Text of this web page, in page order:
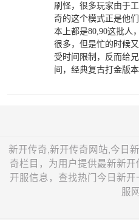
刷怪，很多玩家由于
奇的这个模式正是他
本上都是80,90这批人
很多，但是忙的时候
受时间限制，反而给
间，经典复古打金版本
新开传奇,新开传奇网站,今日
奇栏目，为用户提供最新新
开服信息，查找热门今日新
服